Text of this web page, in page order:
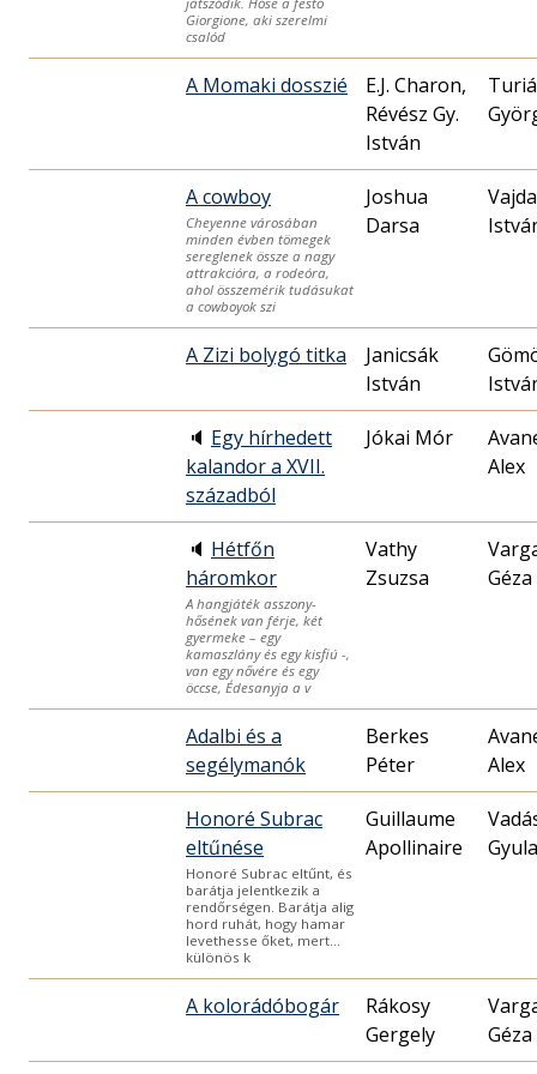
Giorgione, aki szerelmi
csalód
A Momaki dosszié
E.J. Charon,
Révész Gy.
István
A cowboy
Cheyenne városában
minden évben tömegek
sereglenek össze a nagy
attrakcióra, a rodeóra,
ahol összemérik tudásukat
a cowboyok szi
Joshua
Darsa
Vajda
A Zizi bolygó titka
Janicsák
István
🔈 Egy hírhedett
kalandor a XVII.
századból
Jókai Mór
Alex
🔈 Hétfőn
háromkor
A hangjáték asszony-
hősének van férje, két
gyermeke – egy
kamaszlány és egy kisfiú -,
van egy nővére és egy
öccse, Édesanyja a v
Vathy
Zsuzsa
Géza
Adalbi és a
segélymanók
Berkes
Péter
Alex
Honoré Subrac
eltűnése
Honoré Subrac eltűnt, és
barátja jelentkezik a
rendőrségen. Barátja alig
hord ruhát, hogy hamar
levethesse őket, mert…
különös k
Guillaume
Apollinaire
Gyula
A kolorádóbogár
Rákosy
Gergely
Géza